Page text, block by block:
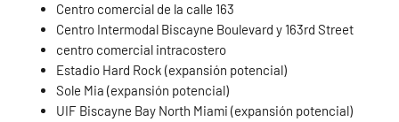
Centro comercial de la calle 163
Centro Intermodal Biscayne Boulevard y 163rd Street
centro comercial intracostero
Estadio Hard Rock (expansión potencial)
Sole Mia (expansión potencial)
UIF Biscayne Bay North Miami (expansión potencial)